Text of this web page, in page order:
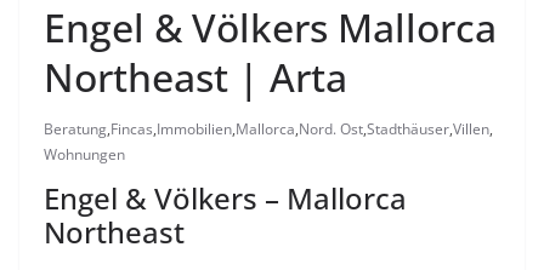
Engel & Völkers Mallorca
Northeast | Arta
Beratung,Fincas,Immobilien,Mallorca,Nord. Ost,Stadthäuser,Villen,
Wohnungen
Engel & Völkers – Mallorca
Northeast